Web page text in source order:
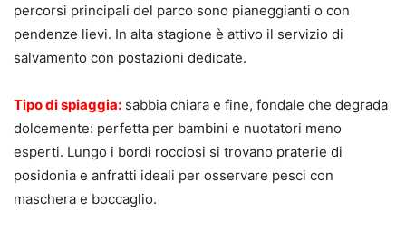
percorsi principali del parco sono pianeggianti o con
pendenze lievi. In alta stagione è attivo il servizio di
salvamento con postazioni dedicate.
Tipo di spiaggia: sabbia chiara e fine, fondale che degrada
dolcemente: perfetta per bambini e nuotatori meno
esperti. Lungo i bordi rocciosi si trovano praterie di
posidonia e anfratti ideali per osservare pesci con
maschera e boccaglio.